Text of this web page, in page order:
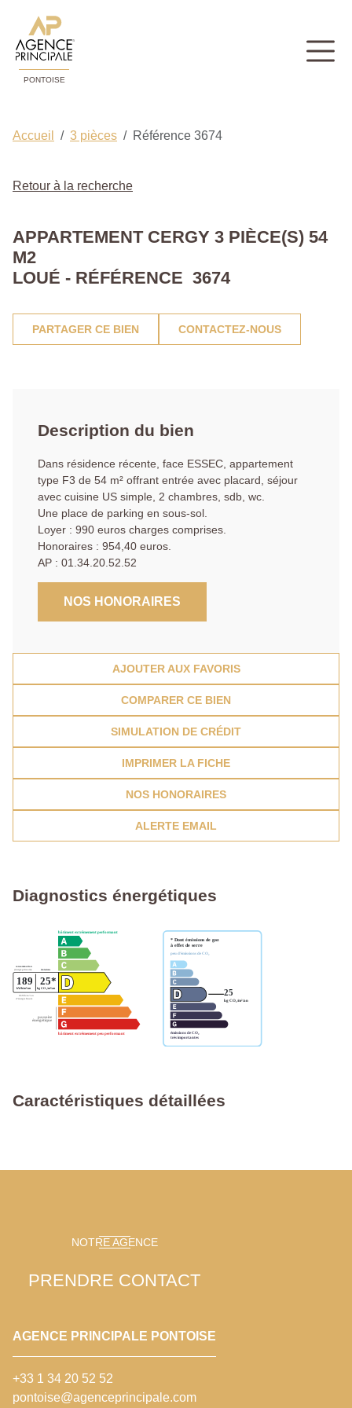
PONTOISE
Accueil 3 pièces Référence 3674
Retour à la recherche
APPARTEMENT CERGY 3 PIÈCE(S) 54
M2
LOUÉ - RÉFÉRENCE 3674
PARTAGER CE BIEN CONTACTEZ-NOUS
Description du bien
Dans résidence récente, face ESSEC, appartement
type F3 de 54 m² offrant entrée avec placard, séjour
avec cuisine US simple, 2 chambres, sdb, wc.
Une place de parking en sous-sol.
Loyer : 990 euros charges comprises.
Honoraires : 954,40 euros.
AP : 01.34.20.52.52
NOS HONORAIRES
AJOUTER AUX FAVORIS
COMPARER CE BIEN
SIMULATION DE CRÉDIT
IMPRIMER LA FICHE
NOS HONORAIRES
ALERTE EMAIL
Diagnostics énergétiques
Caractéristiques détaillées
NOTRE AGENCE
PRENDRE CONTACT
AGENCE PRINCIPALE PONTOISE
+33 1 34 20 52 52
pontoise@agenceprincipale.com